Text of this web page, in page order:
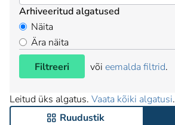
Arhiveeritud algatused
Näita
Ära näita
Filtreeri
või eemalda filtrid.
Leitud üks algatus. Vaata kõiki algatusi.
Ruudustik